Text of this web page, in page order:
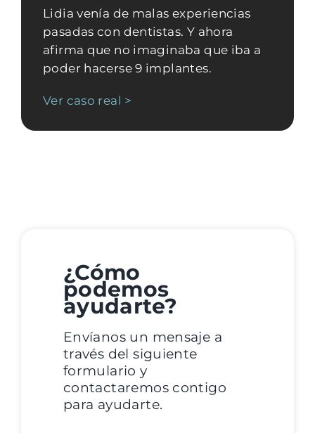
Lidia venía de malas experiencias
pasadas con dentistas. Y ahora
afirma que no imaginaba que iba a
poder hacerse 9 implantes.
Ver caso real >
¿Cómo
podemos
ayudarte?
Envíanos un mensaje a
través del siguiente
formulario y
contactaremos contigo
para ayudarte.